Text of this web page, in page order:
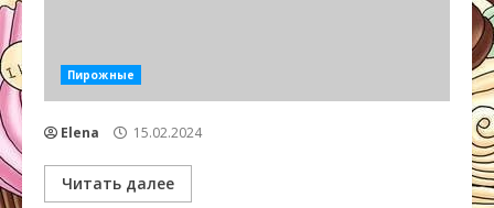
Пирожные
Elena 15.02.2024
Читать далее